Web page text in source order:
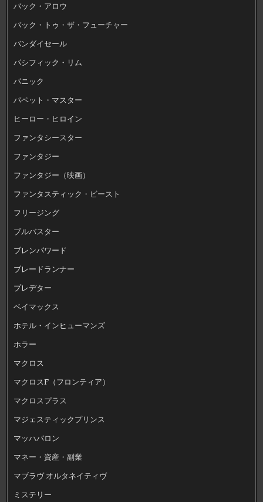
バック・アロウ
バック・トゥ・ザ・フューチャー
バンダイセール
パシフィック・リム
パニック
パペット・マスター
ヒーロー・ヒロイン
ファンタシースター
ファンタジー
ファンタジー（映画）
ファンタスティック・ビースト
フリージング
ブルバスター
ブレンパワード
ブレードランナー
プレデター
ベイマックス
ホテル・インヒューマンズ
ホラー
マクロス
マクロスF（フロンティア）
マクロスプラス
マジェスティックプリンス
マッハバロン
マネー・資産・副業
マブラヴ オルタネイティヴ
ミステリー